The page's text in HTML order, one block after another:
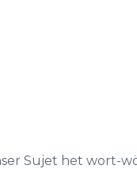
Sujet het wort-